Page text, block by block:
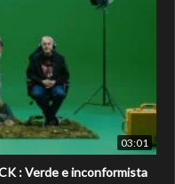
03:01
: Verde e inconformista